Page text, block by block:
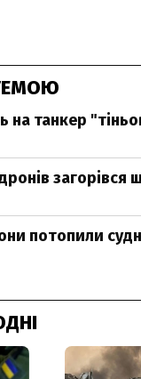
на танкер
дронів
потопили